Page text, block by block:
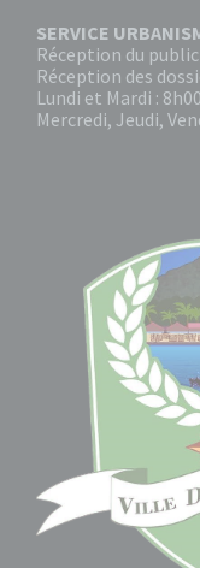
SERVICE
Réception du
Réception des
Lundi et Mardi :
Mercredi, Jeudi,